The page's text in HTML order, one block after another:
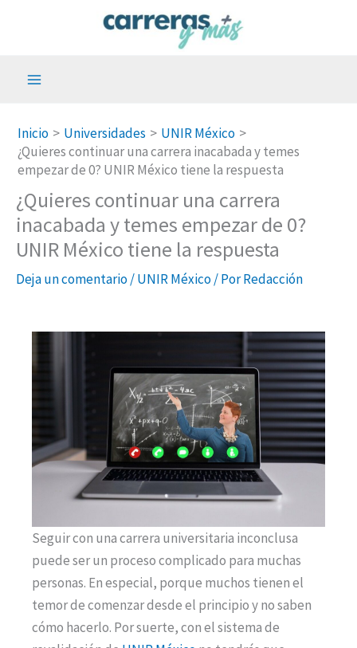
Inicio Universidades
UNIR México
¿Quieres continuar una carrera inacabada y temes
empezar de 0? UNIR México tiene la respuesta
¿Quieres continuar una carrera
inacabada y temes empezar de 0?
UNIR México tiene la respuesta
Deja un comentario/UNIR México/ PorRedacción
Seguir con una carrera universitaria inconclusa
puede ser un proceso complicado para muchas
personas. En especial, porque muchos tienen el
temor de comenzar desde el principio y no saben
cómo hacerlo. Por suerte, con el sistema de